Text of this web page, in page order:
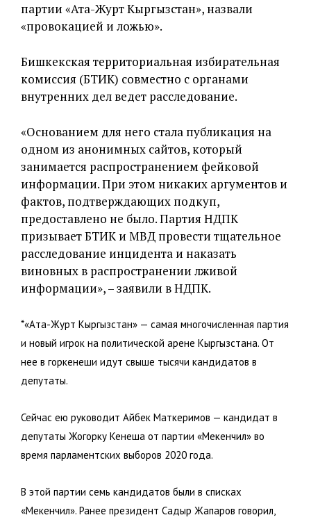
партии «Ата-Журт Кыргызстан», назвали
«провокацией и ложью».
Бишкекская территориальная избирательная
комиссия (БТИК) совместно с органами
внутренних дел ведет расследование.
«Основанием для него стала публикация на
одном из анонимных сайтов, который
занимается распространением фейковой
информации. При этом никаких аргументов и
фактов, подтверждающих подкуп,
предоставлено не было. Партия НДПК
призывает БТИК и МВД провести тщательное
расследование инцидента и наказать
виновных в распространении лживой
информации», – заявили в НДПК.
*«Ата-Журт Кыргызстан» — самая многочисленная партия
и новый игрок на политической арене Кыргызстана. От
нее в горкенеши идут свыше тысячи кандидатов в
депутаты.
Сейчас ею руководит Айбек Маткеримов — кандидат в
депутаты Жогорку Кенеша от партии «Мекенчил» во
время парламентских выборов 2020 года.
В этой партии семь кандидатов были в списках
«Мекенчил». Ранее президент Садыр Жапаров говорил,